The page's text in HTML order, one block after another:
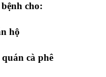
cho:
hộ
cà phê